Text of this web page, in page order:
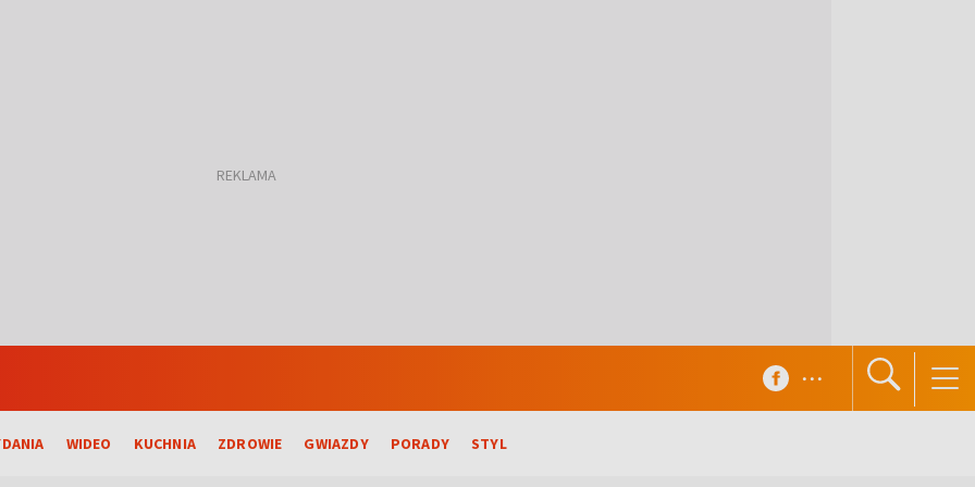
WIDEO KUCHNIA ZDROWIE GWIAZDY PORADY STYL
...